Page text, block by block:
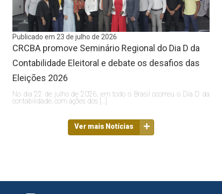
Publicado em 23 de julho de 2026
CRCBA promove Seminário Regional do Dia D da
Contabilidade Eleitoral e debate os desafios das
Eleições 2026
No dia 22 de julho de 2026, em todo o Brasil ocorreu o Dia D da
contabilidade, com ações dos […]
Ver mais Notícias